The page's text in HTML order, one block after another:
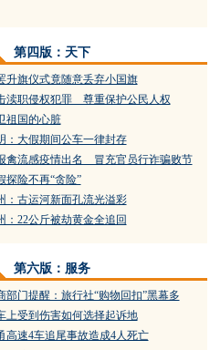
第四版：天下
升旗仪式竟随意丢弃小国旗
渎职侵权犯罪 尊重保护公民人权
祖国的心脏
：大假期间公车一律封存
禽流感疫情出名 冒充官员行诈骗败节
探险不再“贪险”
：古运河新面孔流光溢彩
：22公斤被劫黄金全追回
第六版：服务
部门提醒：旅行社“购物回扣”黑幕多
上受到伤害如何选择起诉地
高速4车追尾事故造成4人死亡